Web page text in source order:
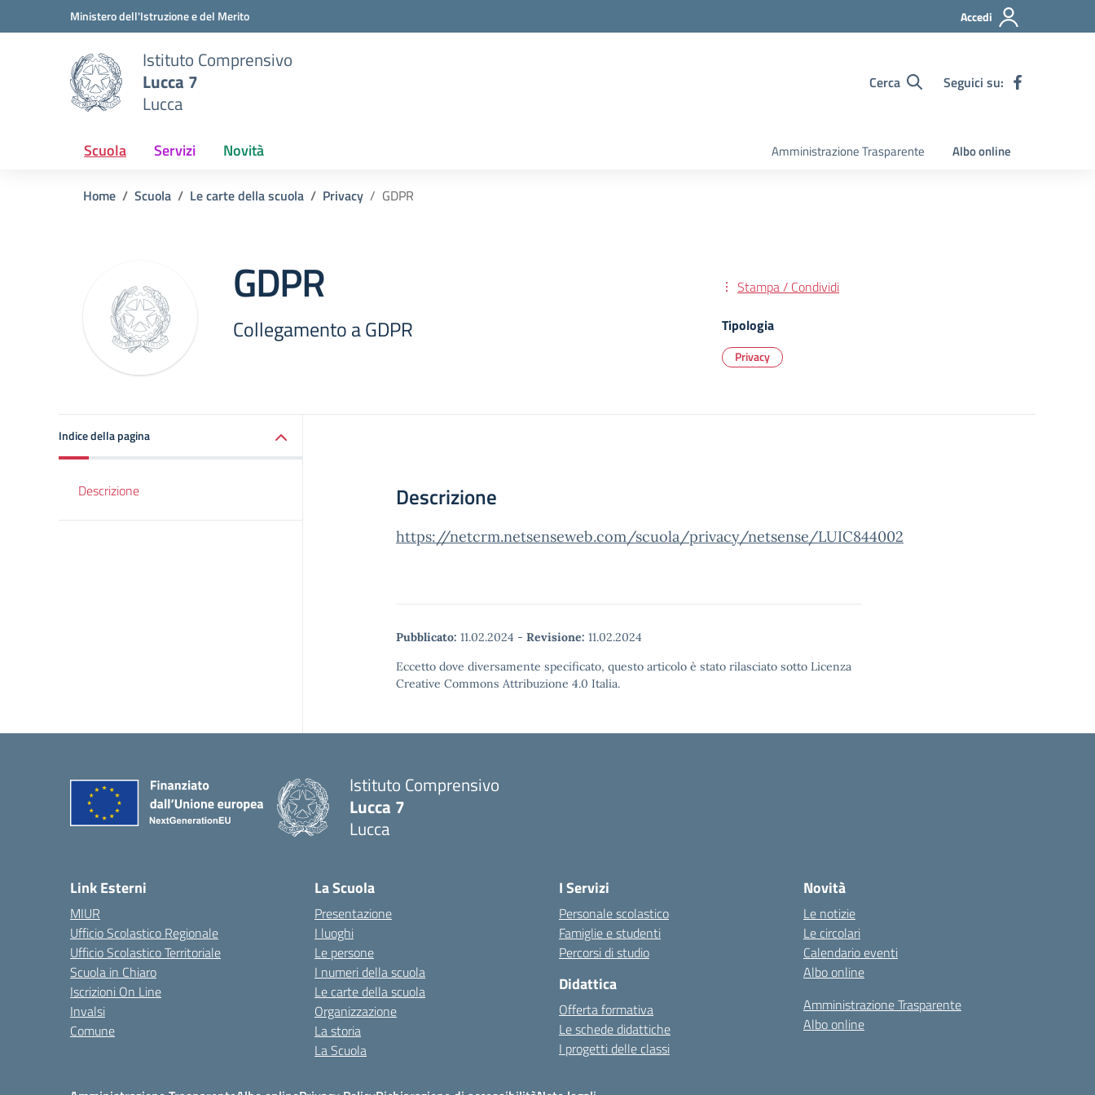
Vai ai contenuti
Vai al menu di navigazioneMinistero dell'Istruzione e del Merito Accedi
Istituto Comprensivo
Lucca 7
Lucca
Cerca Seguici su:
Scuola Servizi Novità Amministrazione Trasparente Albo online
Home Scuola Le carte della scuola Privacy GDPR
GDPR
Collegamento a GDPR
Stampa / Condividi
Tipologia
Privacy
Indice della pagina
Descrizione Descrizione
https://netcrm.netsenseweb.com/scuola/privacy/netsense/LUIC844002
Pubblicato: 11.02.2024 - Revisione: 11.02.2024
Eccetto dove diversamente specificato, questo articolo è stato rilasciato sotto Licenza
Creative Commons Attribuzione 4.0 Italia.
Istituto Comprensivo
Lucca 7
Lucca
Link Esterni
MIUR
Ufficio Scolastico Regionale
Ufficio Scolastico Territoriale
Scuola in Chiaro
Iscrizioni On Line
Invalsi
Comune
La Scuola
Presentazione
I luoghi
Le persone
I numeri della scuola
Le carte della scuola
Organizzazione
La storia
La Scuola
I Servizi
Personale scolastico
Famiglie e studenti
Percorsi di studio
Didattica
Offerta formativa
Le schede didattiche
I progetti delle classi
Novità
Le notizie
Le circolari
Calendario eventi
Albo online
Amministrazione Trasparente
Albo online